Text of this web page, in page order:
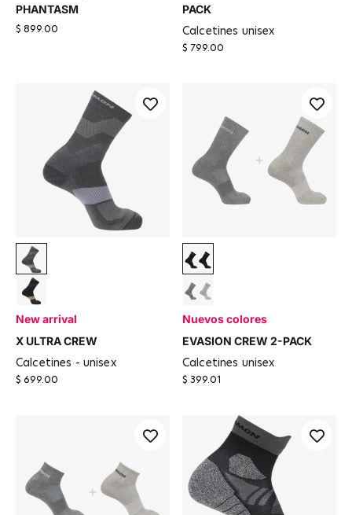
PHANTASM
$ 899.00
PACK
calcetines unisex
$ 799.00
Turbulence / Quarry
Black / Castlerock
New arrival
X ULTRA CREW
calcetines - unisex
$ 699.00
Negro
Light Grey / HEATHER
Nuevos colores
EVASION CREW 2-PACK
calcetines unisex
$ 399.01